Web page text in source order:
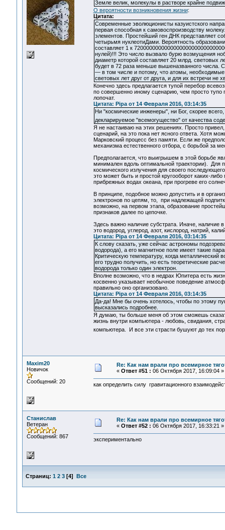
Земле велик, молекулы в растворе крайне
О вероятности возникновения жизни:
Цитата:
Современные эволюционисты казуистского
первая способная к самовоспроизводству
элементов. Простейший ген ДНК представляет
четырьмя нуклеотиДами. Вероятность
составляет 1 к
нулей)!!! Это число вызвало бурю возмущения
диаметр которой составляет 20 млрд. световых
будет в 72 раза меньше вышеназванного числа.
— в том числе и потому, что атомы,
световых лет друг от друга, и для их встречи не
Конечно здесь предлагается тупой перебор
по совершенно иному сценарию, чем просто тупо
лопочат.
Цитата: Pipa от 14 Февраля 2016, 03:14:35
Ни "космические инженеры", ни Бог, скорее
декларируемое "всемогущество" от качества
Я не настаиваю на этих решениях. Просто
сценарий, на это пока нет ясного ответа. Хотя
Марковский процесс без памяти. Если же
механизма естественного отбора, с борьбой за
Предполагается, что выигрышем в этой борьбе
минимален вдоль оптимальной траектории). Для
космического излучения для своего
это может быть и простой кругооборот каких-
прибрежных водах океана, при прогреве его
В принципе, подобное можно допустить и в
электронов по цепям, то, при надлежащей
возможно, на первом этапа, образование
признаков далее по цепочке.
Здесь важно наличие субстрата. Иначе, наличие
это водород, углерод, азот, кислород, натрий,
Цитата: Pipa от 14 Февраля 2016, 03:14:35
К слову сказать, уже сейчас астрономы
водорода), а его магнитное поле имеет такие
Критическую температуру, когда
его трудно получить, но есть теоретические
водорода только один электрон.
Вполне возможно, что в недрах Юпитера есть
косвенно указывает необычное поведение
правильно оно организовано.
Цитата: Pipa от 14 Февраля 2016, 03:14:35
Да-да! Мне бы очень хотелось, чтобы по этому
высказались подробнее.
Я думаю, ты больше меня об этом сможешь
жизнь внутри компьютера - любовь, свидания,
компьютера. И все эти страсти бушуют до тех
Maxim20
Новичок
Сообщений: 20
Re: Как нам врали про всемирное
« Ответ #51 : 06 Октября 2017, 16:09:04 »
как определить силу гравитационного
Станислав
Ветеран
Сообщений: 867
Re: Как нам врали про всемирное
« Ответ #52 : 06 Октября 2017, 16:33:21 »
экспериментально
Страниц: 1 2 3[4] Все